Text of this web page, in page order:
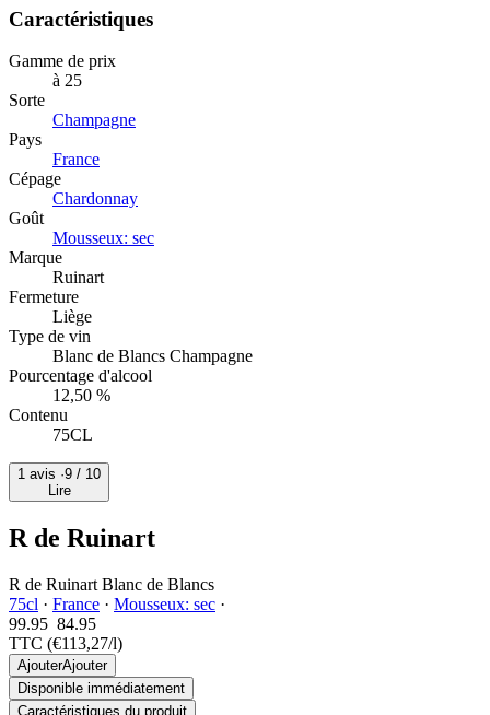
Caractéristiques
Gamme de prix
à 25
Sorte
Champagne
Pays
France
Cépage
Chardonnay
Goût
Mousseux: sec
Marque
Ruinart
Fermeture
Liège
Type de vin
Blanc de Blancs Champagne
Pourcentage d'alcool
12,50 %
Contenu
75CL
1 avis ·9 / 10
Lire
R de Ruinart
R de Ruinart Blanc de Blancs
75cl · France · Mousseux: sec ·
99.95 84.95
TTC (€113,27/l)
AjouterAjouter
Disponible immédiatement
Caractéristiques du produit